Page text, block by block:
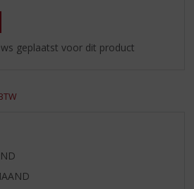
geplaatst voor dit product